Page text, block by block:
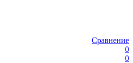
Сравнение
0
0